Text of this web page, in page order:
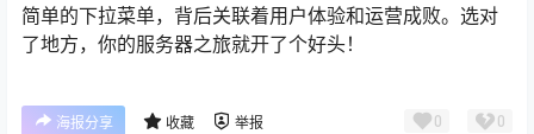
简单的下拉菜单，背后关联着用户体验和运营成败。选对
了地方，你的服务器之旅就开了个好头！
海报分享 收藏 举报 0 0